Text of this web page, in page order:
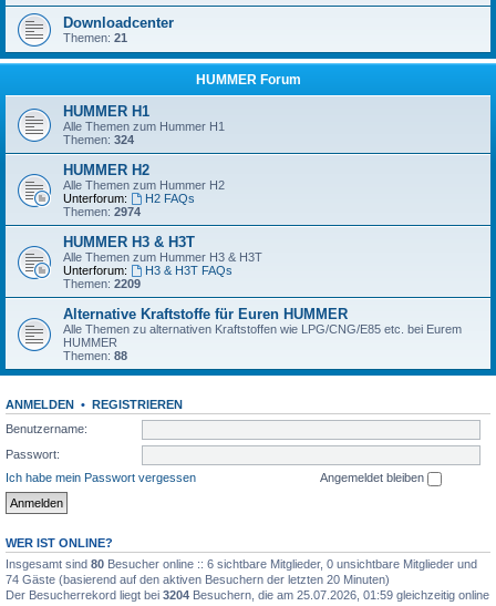
Downloadcenter
Themen: 21
HUMMER Forum
HUMMER H1
Alle Themen zum Hummer H1
Themen: 324
HUMMER H2
Alle Themen zum Hummer H2
Unterforum:
H2 FAQs
Themen: 2974
HUMMER H3 & H3T
Alle Themen zum Hummer H3 & H3T
Unterforum:
H3 & H3T FAQs
Themen: 2209
Alternative Kraftstoffe für Euren HUMMER
Alle Themen zu alternativen Kraftstoffen wie LPG/CNG/E85 etc. bei Eurem
HUMMER
Themen: 88
ANMELDEN • REGISTRIEREN
Benutzername:
Passwort:
Ich habe mein Passwort vergessen
Angemeldet bleiben
WER IST ONLINE?
Insgesamt sind 80 Besucher online :: 6 sichtbare Mitglieder, 0 unsichtbare Mitglieder und
74 Gäste (basierend auf den aktiven Besuchern der letzten 20 Minuten)
Der Besucherrekord liegt bei 3204 Besuchern, die am 25.07.2026, 01:59 gleichzeitig online